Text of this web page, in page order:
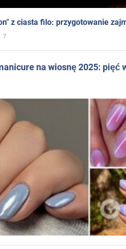
z ciasta filo: przygotowanie
7
na wiosnę 2025: pięć